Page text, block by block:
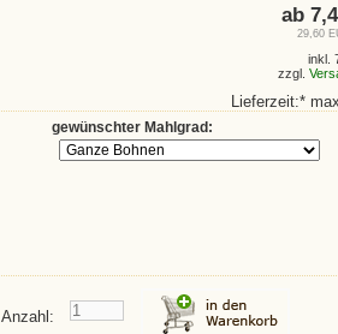
ab
29,60
inkl.
zzgl.
Lieferzeit:*
gewünschter Mahlgrad:
Anzahl: